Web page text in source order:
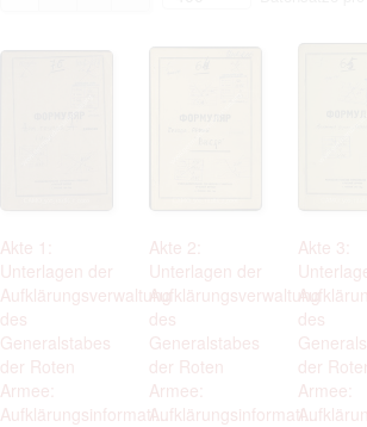
Akte 1:
Unterlagen der
Aufklärungsverwaltung
des
Generalstabes
der Roten
Armee:
Aufklärungsinformati...
Akte 2:
Unterlagen der
Aufklärungsverwaltung
des
Generalstabes
der Roten
Armee:
Aufklärungsinformati...
Akte 3:
des
der
Armee: